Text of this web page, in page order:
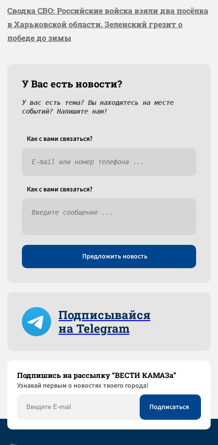
Сводка СВО: Российские войска взяли два посёлка
в Харьковской области, Зеленский грезит о
победе до зимы
У Вас есть новости?
У вас есть тема? Вы находитесь на месте
событий? Напишите нам!
Как c вами связаться?
Как c вами связаться?
Предложить новость
Подписывайся
на Telegram
Подпишись на рассылку “ВЕСТИ КАМАЗа”
Узнaвай первым о новостях твоего города!